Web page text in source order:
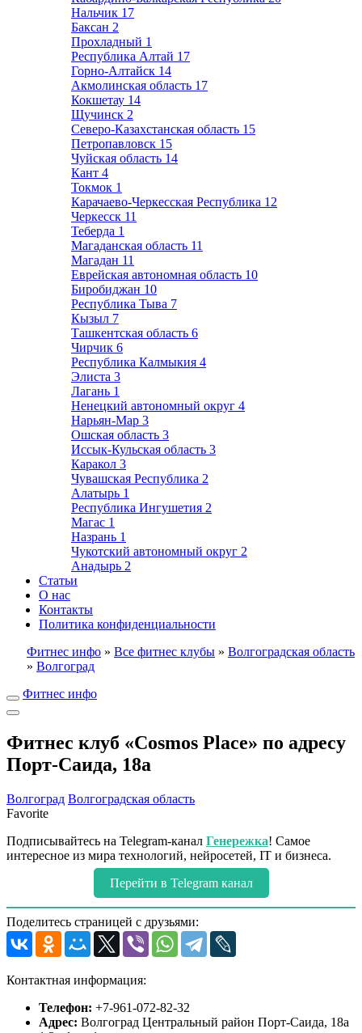
Нальчик 17
Баксан 2
Прохладный 1
Республика Алтай 17
Горно-Алтайск 14
Акмолинская область 17
Кокшетау 14
Щучинск 2
Северо-Казахстанская область 15
Петропавловск 15
Чуйская область 14
Кант 4
Токмок 1
Карачаево-Черкесская Республика 12
Черкесск 11
Теберда 1
Магаданская область 11
Магадан 11
Еврейская автономная область 10
Биробиджан 10
Республика Тыва 7
Кызыл 7
Ташкентская область 6
Чирчик 6
Республика Калмыкия 4
Элиста 3
Лагань 1
Ненецкий автономный округ 4
Нарьян-Мар 3
Ошская область 3
Иссык-Кульская область 3
Каракол 3
Чувашская Республика 2
Алатырь 1
Республика Ингушетия 2
Магас 1
Назрань 1
Чукотский автономный округ 2
Анадырь 2
Статьи
О нас
Контакты
Политика конфиденциальности
Фитнес инфо » Все фитнес клубы » Волгоградская область
» Волгоград
Фитнес инфо
Фитнес клуб «Cosmos Place» по адресу
Порт-Саида, 18а
Волгоград Волгоградская область
Favorite
Подписывайтесь на Telegram-канал Генережка! Самое
интересное из мира технологий, нейросетей, IT и бизнеса.
Перейти в Telegram канал
Поделитесь страницей с друзьями:
Контактная информация:
Телефон: +7-961-072-82-32
Адрес: Волгоград Центральный район Порт-Саида, 18а